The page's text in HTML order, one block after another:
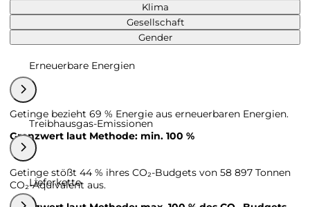
Klima
Gesellschaft
Gender
Erneuerbare Energien
Getinge bezieht 69 % Energie aus erneuerbaren Energien.
Grenzwert laut Methode: min. 100 %
Treibhausgas-Emissionen
Getinge stößt 44 % ihres CO₂-Budgets von 58 897 Tonnen
CO₂-Äquivalent aus.
Lieferkette